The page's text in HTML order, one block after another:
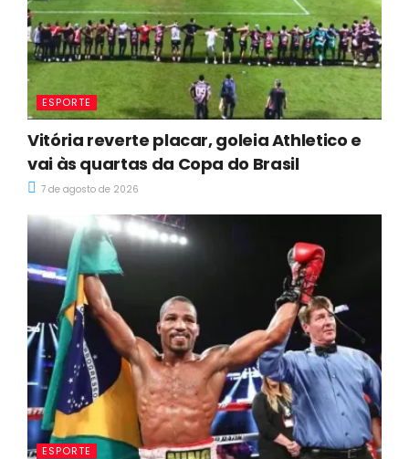
ESPORTE
Vitória reverte placar, goleia Athletico e
vai às quartas da Copa do Brasil
7 de agosto de 2026
ESPORTE